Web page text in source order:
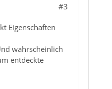
#3
Eigenschaften
wahrscheinlich
entdeckte